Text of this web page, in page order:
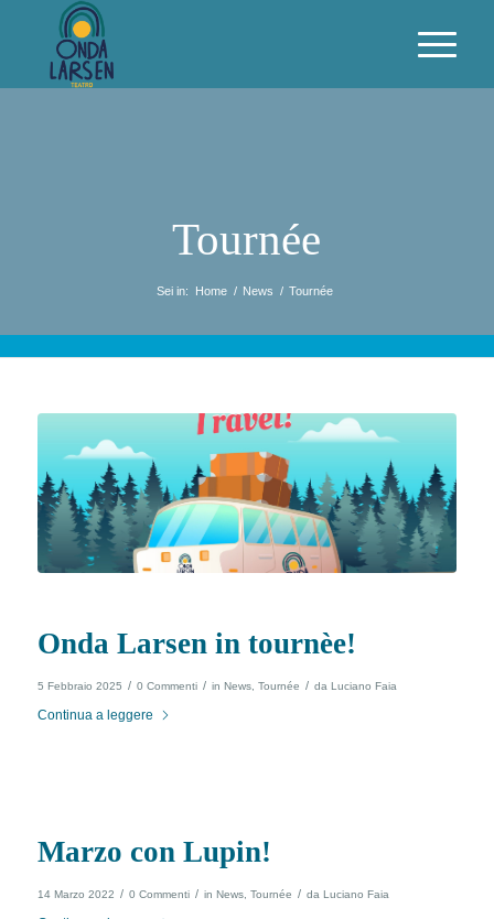
Tournée
Sei in: Home / News / Tournée
Onda Larsen in tournèe!
5 Febbraio 2025 / 0 Commenti / in News, Tournée / da Luciano Faia
Continua a leggere
Marzo con Lupin!
14 Marzo 2022 / 0 Commenti / in News, Tournée / da Luciano Faia